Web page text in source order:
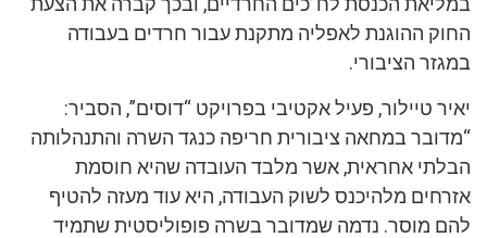
החוק ההוגנת לאפליה מתקנת עבור חרדים בעבודה
במגזר הציבורי.
יאיר טיילור, פעיל אקטיבי בפרויקט “דוסים”, הסביר:
“מדובר במחאה ציבורית חריפה כנגד השרה והתנהלותה
הבלתי אחראית, אשר מלבד העובדה שהיא חוסמת
אזרחים מלהיכנס לשוק העבודה, היא עוד מעזה להטיף
להם מוסר. נדמה שמדובר בשרה פופוליסטית שתמיד